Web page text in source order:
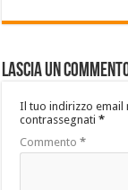
Lascia un
Il tuo indirizzo email
contrassegnati*
Commento*